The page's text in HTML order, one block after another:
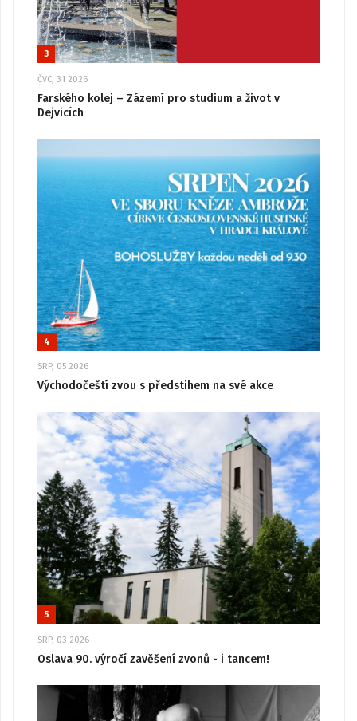
3
ČVC, 31 2026
Farského kolej – Zázemí pro studium a život v
Dejvicích
4
SRP, 05 2026
Východočeští zvou s předstihem na své akce
5
SRP, 03 2026
Oslava 90. výročí zavěšení zvonů - i tancem!